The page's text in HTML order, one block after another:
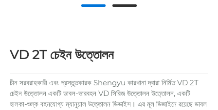
VD 2T চেইন উত্তোলন
চীন সরবরাহকারী এবং প্রস্তুতকারক Shengyu কারখানা দ্বারা নির্মিত VD 2T
চেইন উত্তোলন একটি ডাবল-ভারবহন VD সিরিজ উত্তোলন উত্তোলন, একটি
হালকা-শুল্ক বহনযোগ্য ম্যানুয়াল উত্তোলন ডিভাইস। এর মূল ডিজাইনে রয়েছে ডাবল